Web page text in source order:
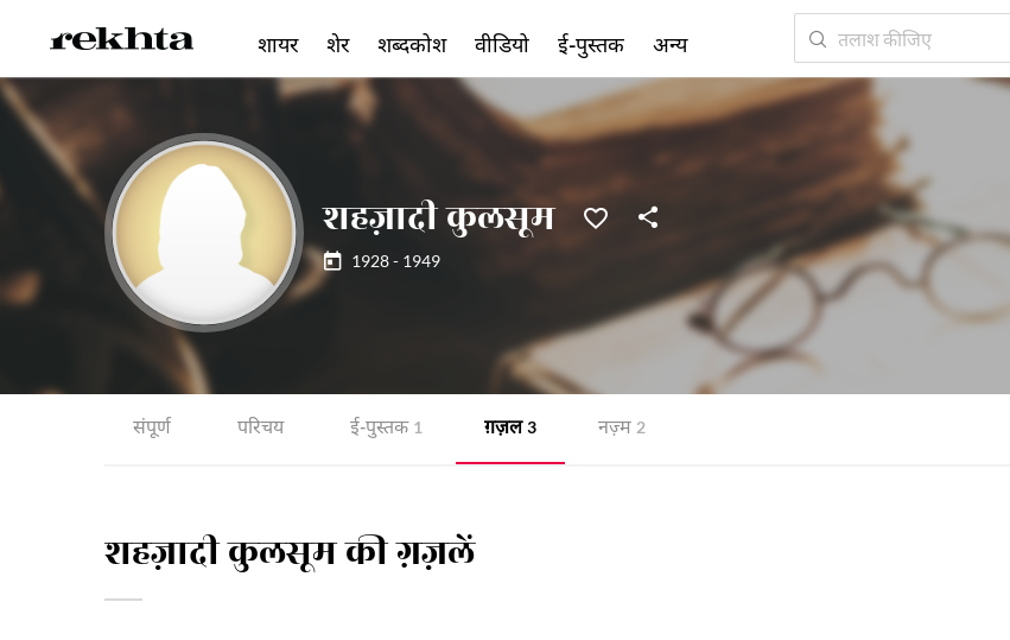
शहज़ादी कुलसूम
1928 - 1949
संपूर्ण परिचय ई-पुस्तक 1 ग़ज़ल 3 नज़्म 2
शहज़ादी कुलसूम की ग़ज़लें
शायर शेर शब्दकोश वीडियो ई-पुस्तक अन्य